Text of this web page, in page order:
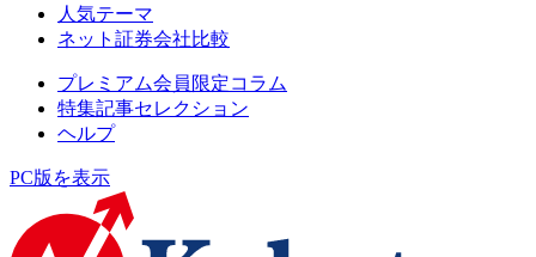
人気テーマ
ネット証券会社比較
プレミアム会員限定コラム
特集記事セレクション
ヘルプ
PC版を表示